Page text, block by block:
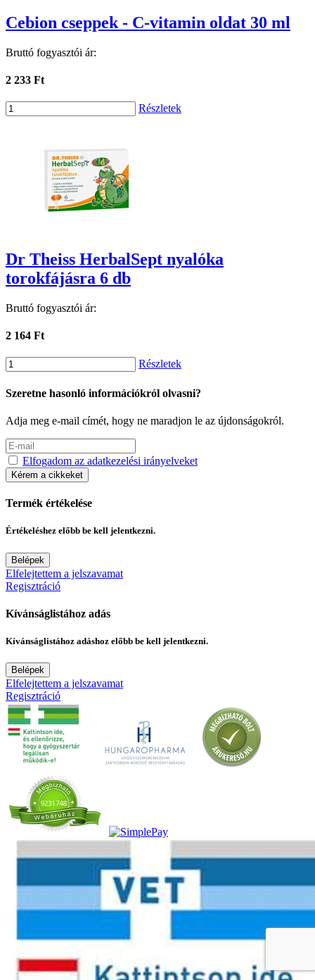
Cebion cseppek - C-vitamin oldat 30 ml
Bruttó fogyasztói ár:
2 233 Ft
Részletek
Dr Theiss HerbalSept nyalóka
torokfájásra 6 db
Bruttó fogyasztói ár:
2 164 Ft
Részletek
Szeretne hasonló információkról olvasni?
Adja meg e-mail címét, hogy ne maradjon le az újdonságokról.
Elfogadom az adatkezelési irányelveket
Kérem a cikkeket
Termék értékelése
Értékeléshez előbb be kell jelentkezni.
Belépek
Elfelejtettem a jelszavamat
Regisztráció
Kívánságlistához adás
Kívánságlistához adáshoz előbb be kell jelentkezni.
Belépek
Elfelejtettem a jelszavamat
Regisztráció